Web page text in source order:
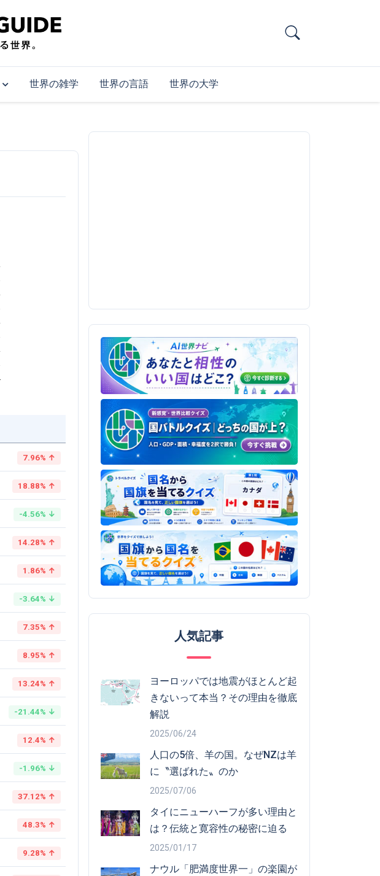
世界の雑学 世界の言語 世界の大学
7.96% ↑
18.88% ↑
-4.56% ↓
14.28% ↑
1.86% ↑
-3.64% ↓
7.35% ↑
8.95% ↑
13.24% ↑
-21.44% ↓
12.4% ↑
-1.96% ↓
37.12% ↑
48.3% ↑
9.28% ↑
人気記事
ヨーロッパでは地震がほとんど起
きないって本当？その理由を徹底
解説
2025/06/24
人口の5倍、羊の国。なぜNZは羊
に〝選ばれた〟のか
2025/07/06
タイにニューハーフが多い理由と
は？伝統と寛容性の秘密に迫る
2025/01/17
ナウル「肥満度世界一」の楽園が